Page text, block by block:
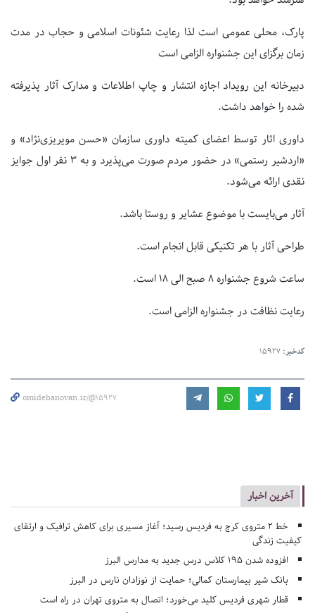
پارک، محلی عمومی است لذا رعایت شئونات اسلامی و حجاب در مدت
زمان برگزای این جشنواره الزامی است
دبیرخانه این رویداد اجازه انتشار و چاپ اطلاعات و مدارک آثار پذیرفته
شده را خواهد داشت.
داوری اثار توسط اعضای کمیته داوری سازمان «حسن مویریزی‌نژاد» و
«اردشیر رستمی» در حضور مردم صورت می‌پذیرد و به ۳ نفر اول جوایز
نقدی ارائه می‌شود.
آثار می‌بایست با موضوع عشایر و روستا باشد.
طراحی آثار با هر تکنیکی قابل انجام است.
ساعت شروع جشنواره ۸ صبح الی ۱۸ است.
رعایت نظافت در جشنواره الزامی است.
کدخبر: 15927
omidebanovan.ir/@15927
آخرین اخبار
خط ۲ متروی کرج به فردیس رسید؛ آغاز مسیری برای کاهش ترافیک و ارتقای
کیفیت زندگی
افزوده شدن ۱۹۵ کلاس درس جدید به مدارس البرز
بانک شیر بیمارستان کمالی؛ حمایت از نوزادان نارس در البرز
قطار شهری فردیس کلید می‌خورد؛ اتصال به متروی تهران در راه است